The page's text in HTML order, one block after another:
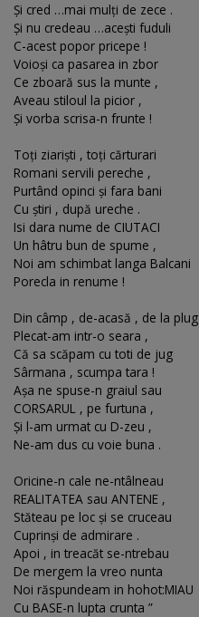
Şi cred …mai mulţi de zece .
Şi nu credeau …aceşti fuduli
C-acest popor pricepe !
Voioşi ca pasarea in zbor
Ce zboară sus la munte ,
Aveau stiloul la picior ,
Şi vorba scrisa-n frunte !
Toţi ziarişti , toţi cărturari
Romani servili pereche ,
Purtând opinci şi fara bani
Cu ştiri , după ureche .
Isi dara nume de CIUTACI
Un hâtru bun de spume ,
Noi am schimbat langa Balcani
Porecla in renume !
Din câmp , de-acasă , de la plug
Plecat-am intr-o seara ,
Că sa scăpam cu toti de jug
Sârmana , scumpa tara !
Aşa ne spuse-n graiul sau
CORSARUL , pe furtuna ,
Şi l-am urmat cu D-zeu ,
Ne-am dus cu voie buna .
Oricine-n cale ne-ntâlneau
REALITATEA sau ANTENE ,
Stăteau pe loc şi se cruceau
Cuprinşi de admirare .
Apoi , in treacăt se-ntrebau
De mergem la vreo nunta
Noi răspundeam in hohot:MIAU
Cu BASE-n lupta crunta ”